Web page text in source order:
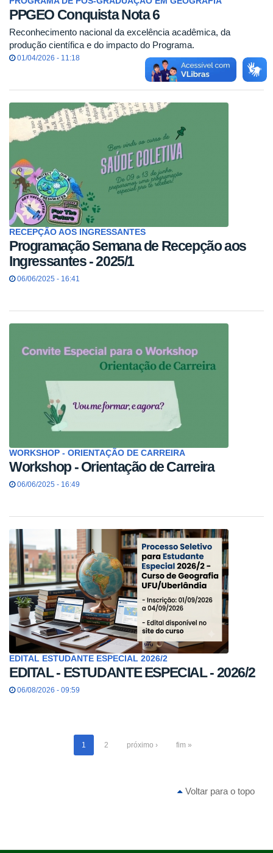
PPGEO Conquista Nota 6
Reconhecimento nacional da excelência acadêmica, da
produção científica e do impacto do Programa.
01/04/2026 - 11:18
RECEPÇÃO AOS INGRESSANTES
Programação Semana de Recepção aos
Ingressantes - 2025/1
06/06/2025 - 16:41
WORKSHOP - ORIENTAÇÃO DE CARREIRA
Workshop - Orientação de Carreira
06/06/2025 - 16:49
EDITAL ESTUDANTE ESPECIAL 2026/2
EDITAL - ESTUDANTE ESPECIAL - 2026/2
06/08/2026 - 09:59
1 2 próximo › fim »
Voltar para o topo